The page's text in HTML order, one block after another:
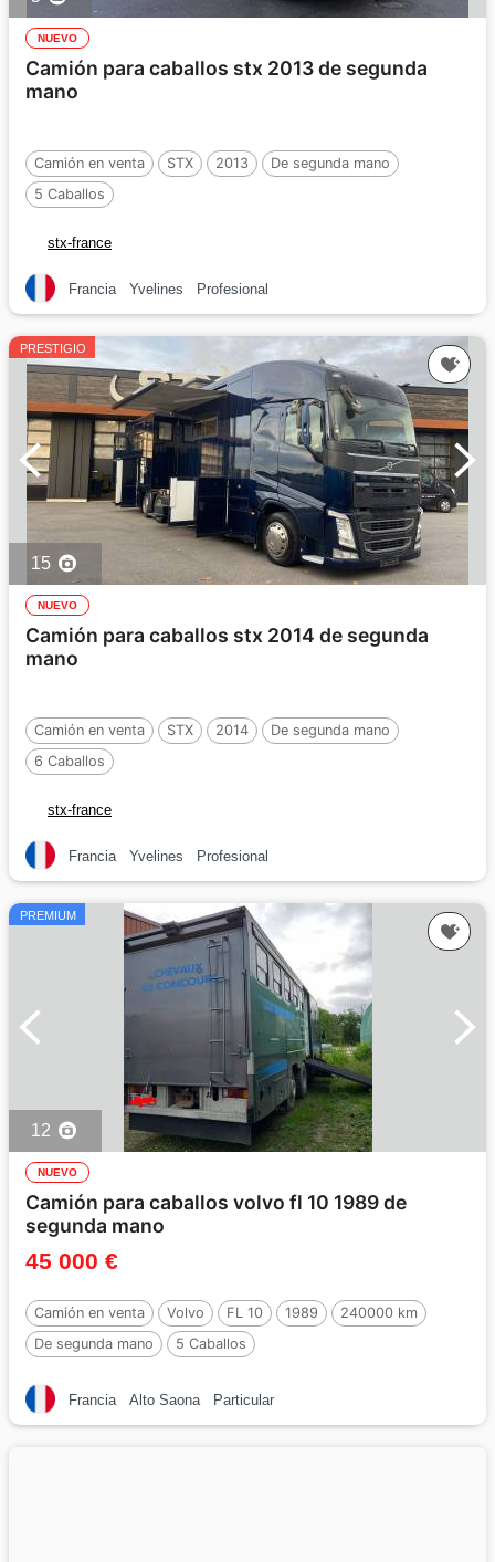
NUEVO
Camión para caballos stx 2013 de segunda
mano
Camión en venta STX 2013
De segunda mano
5 Caballos
stx-france
Francia Yvelines Profesional
PRESTIGIO
15
NUEVO
Camión para caballos stx 2014 de segunda
mano
Camión en venta STX 2014
De segunda mano
6 Caballos
stx-france
Francia Yvelines Profesional
PREMIUM
12
NUEVO
Camión para caballos volvo fl 10 1989 de
segunda mano
45 000 €
Camión en venta Volvo FL 10 1989
240000 km
De segunda mano
5 Caballos
Francia Alto Saona Particular